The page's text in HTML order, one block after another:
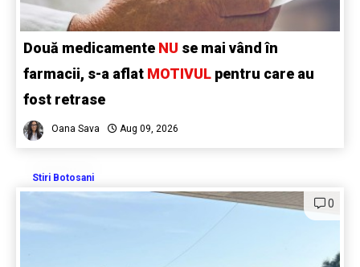
Două medicamente NU se mai vând în
farmacii, s-a aflat MOTIVUL pentru care au
fost retrase
Oana Sava Aug 09, 2026
Stiri Botosani
0